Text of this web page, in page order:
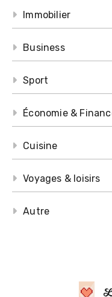
Immobilier
Business
Sport
Économie &
Cuisine
Voyages & loisirs
Autre